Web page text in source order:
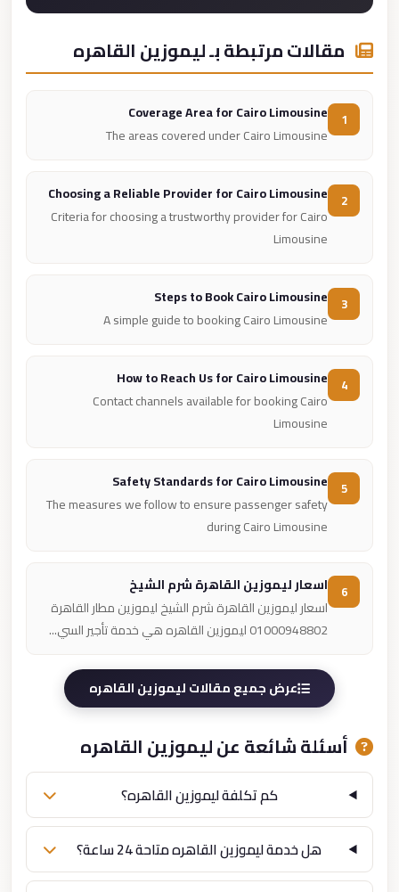
مقالات مرتبطة بـ ليموزين القاهره
Coverage Area for Cairo Limousine
The areas covered under Cairo Limousine
Choosing a Reliable Provider for Cairo Limousine
Criteria for choosing a trustworthy provider for Cairo
Limousine
Steps to Book Cairo Limousine
A simple guide to booking Cairo Limousine
How to Reach Us for Cairo Limousine
Contact channels available for booking Cairo
Limousine
Safety Standards for Cairo Limousine
The measures we follow to ensure passenger safety
during Cairo Limousine
اسعار ليموزين القاهرة شرم الشيخ
اسعار ليموزين القاهرة شرم الشيخ ليموزين مطار القاهرة
01000948802 ليموزين القاهره هي خدمة تأجير السي...
عرض جميع مقالات ليموزين القاهره
أسئلة شائعة عن ليموزين القاهره
كم تكلفة ليموزين القاهره؟
هل خدمة ليموزين القاهره متاحة 24 ساعة؟